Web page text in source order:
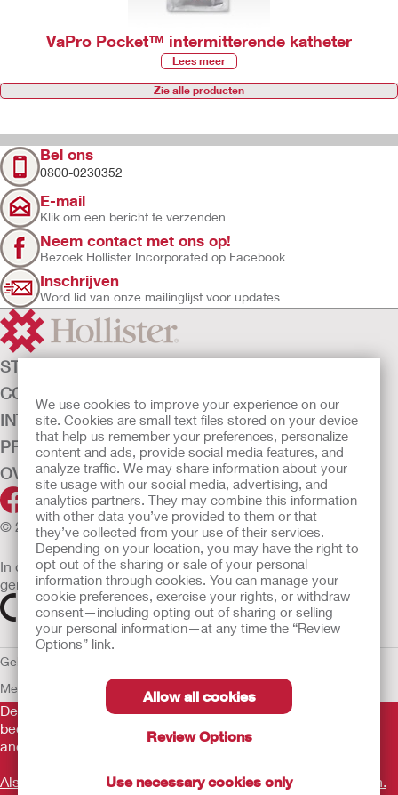
We use cookies to improve your experience on our
site. Cookies are small text files stored on your device
that help us remember your preferences, personalize
content and ads, provide social media features, and
analyze traffic. We may share information about your
site usage with our social media, advertising, and
analytics partners. They may combine this information
with other data you’ve provided to them or that
they’ve collected from your use of their services.
Depending on your location, you may have the right to
opt out of the sharing or sale of your personal
information through cookies. You can manage your
cookie preferences, exercise your rights, or withdraw
consent—including opting out of sharing or selling
your personal information—at any time the “Review
Options” link.
Allow all cookies
Review Options
Use necessary cookies only
VaPro Pocket™ intermitterende katheter
Lees meer
Zie alle producten
Bel ons
0800-0230352
E-mail
Klik om een bericht te verzenden
Neem contact met ons op!
Bezoek Hollister Incorporated op Facebook
Inschrijven
Word lid van onze mailinglijst voor updates
STOMAZORG
CONTINENTIEZORG
INTENSIEVE ZORG
PRODUCTEN
OVER ONS
© 2026 Hollister Incorporated
In de EU verkochte medische hulpmiddelen dienen
gemarkeerd te zijn met een van de volgende symbolen
Gebruiksvoorwaarden
Mededeling aan Klokkenluiders
De verstrekte informatie is geen medisch advies en is niet
bedoeld als vervanging voor het advies van uw eigen arts of
andere zorgverlener.
Als u een medische noodsituatie ervaart, schakel een arts in.